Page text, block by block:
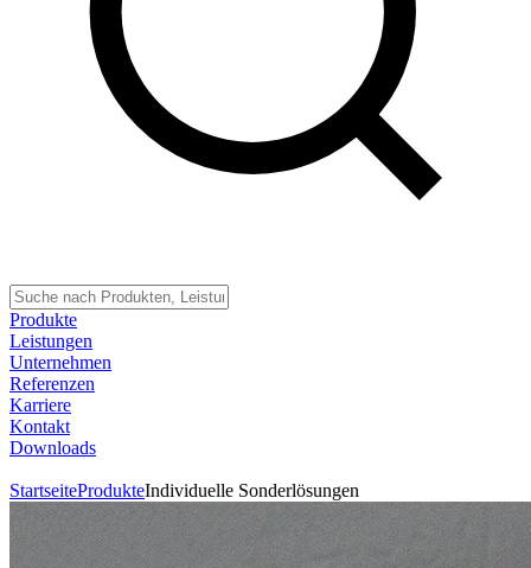
Produkte
Leistungen
Unternehmen
Referenzen
Karriere
Kontakt
Downloads
StartseiteProdukteIndividuelle Sonderlösungen